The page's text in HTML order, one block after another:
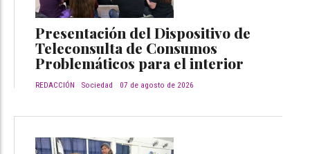
Presentación del Dispositivo de
Teleconsulta de Consumos
Problemáticos para el interior
REDACCIÓN Sociedad 07 de agosto de 2026